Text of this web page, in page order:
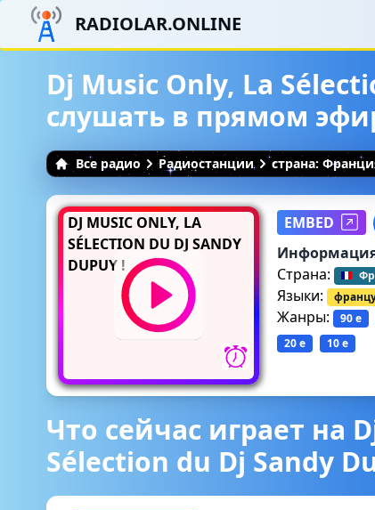
RADIOLAR.ONLINE
Dj Music Only, La
слушать в прямом
Все радио Радиостанции страна:
DJ MUSIC ONLY, LA
SÉLECTION DU DJ SANDY
DUPUY !
EMBED
Страна:
Языки:
Жанры: 90 е
20 е
10 е
Что сейчас играет на
Sélection du Dj Sandy